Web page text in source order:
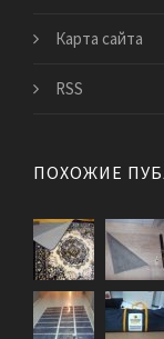
Карта сайта
RSS
ПОХОЖИЕ